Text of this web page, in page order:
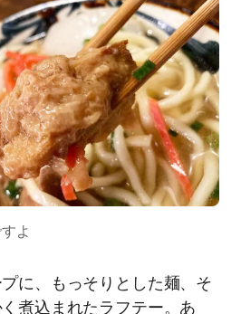
よ
に、もっそりとした麺、そ
煮込まれたラフテー。あ